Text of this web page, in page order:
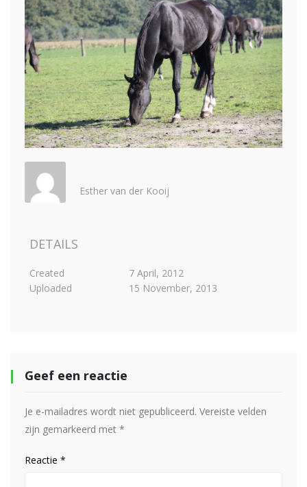
Esther van der Kooij
DETAILS
Created
7 April, 2012
Uploaded
15 November, 2013
Geef een reactie
Je e-mailadres wordt niet gepubliceerd. Vereiste velden
zijn gemarkeerd met *
Reactie *